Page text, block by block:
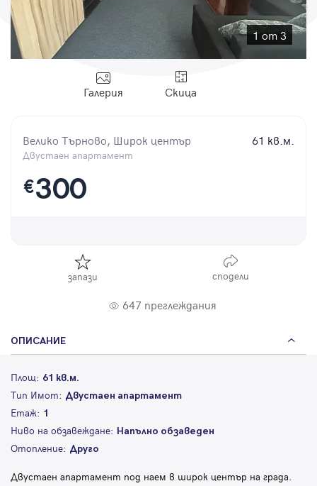
1 от 3
Галерия Скица
Велико Търново, Широк център
Двустаен апартамент
61 кв.м.
€300
запази сподели
647 преглеждания
ОПИСАНИЕ
Площ: 61 кв.м.
Тип Имот: Двустаен апартамент
Етаж: 1
Ниво на обзавеждане: Напълно обзаведен
Отопление: Друго
Двустаен апартамент под наем в широк център на града.
Парола
Вход с имейл
Забравена парола